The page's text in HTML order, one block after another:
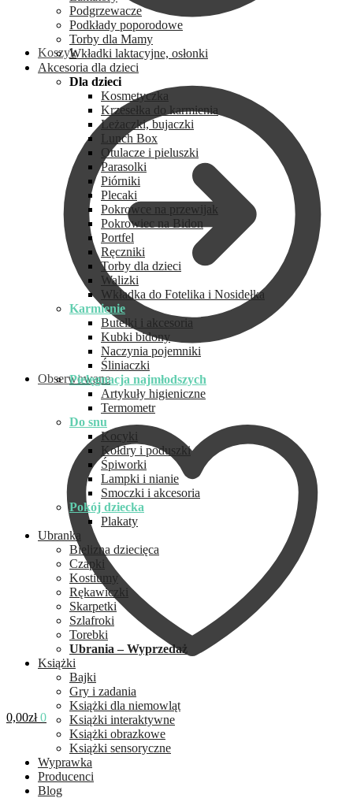
Koszyk
Obserwowane
0,00zł 0
Podgrzewacze
Podkłady poporodowe
Torby dla Mamy
Wkładki laktacyjne, osłonki
Akcesoria dla dzieci
Dla dzieci
Kosmetyczka
Krzesełka do karmienia
Leżaczki, bujaczki
Lunch Box
Otulacze i pieluszki
Parasolki
Piórniki
Plecaki
Pokrowce na przewijak
Pokrowiec na Bidon
Portfel
Ręczniki
Torby dla dzieci
Walizki
Wkładka do Fotelika i Nosidełka
Karmienie
Butelki i akcesoria
Kubki bidony
Naczynia pojemniki
Śliniaczki
Pielęgnacja najmłodszych
Artykuły higieniczne
Termometr
Do snu
Kocyki
Kołdry i poduszki
Śpiworki
Lampki i nianie
Smoczki i akcesoria
Pokój dziecka
Plakaty
Ubranka
Bielizna dziecięca
Czapki
Kostiumy
Rękawiczki
Skarpetki
Szlafroki
Torebki
Ubrania – Wyprzedaż
Książki
Bajki
Gry i zadania
Książki dla niemowląt
Książki interaktywne
Książki obrazkowe
Książki sensoryczne
Wyprawka
Producenci
Blog